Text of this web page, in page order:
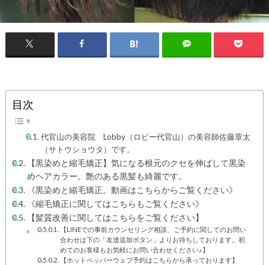
目次
代官山の美容院 Lobby（ロビー代官山）の美容師佐藤章太
（サトウショウタ）です。
【黒染めと縮毛矯正】気になる根元のクセを伸ばして黒染
めヘアカラー。艶のある黒髪も綺麗です。
《黒染めと縮毛矯正。動画はこちらからご覧ください》
《縮毛矯正に関してはこちらもご覧ください》
【髪質改善に関してはこちらをご覧ください】
【LINEでの事前カウンセリング相談、ご予約に関してのお問い
合わせは下の「友達追加ボタン」よりお待ちしております。初
めてのお客様もお気軽にお問い合わせください♪】
【ホットペッパーウェブ予約はこちらから承っております】